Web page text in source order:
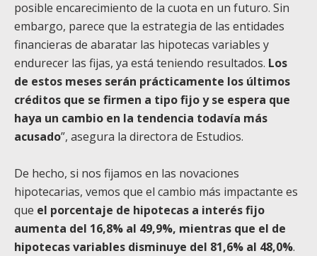
posible encarecimiento de la cuota en un futuro. Sin
embargo, parece que la estrategia de las entidades
financieras de abaratar las hipotecas variables y
endurecer las fijas, ya está teniendo resultados. Los
de estos meses serán prácticamente los últimos
créditos que se firmen a tipo fijo y se espera que
haya un cambio en la tendencia todavía más
acusado”, asegura la directora de Estudios.
De hecho, si nos fijamos en las novaciones
hipotecarias, vemos que el cambio más impactante es
que el porcentaje de hipotecas a interés fijo
aumenta del 16,8% al 49,9%, mientras que el de
hipotecas variables disminuye del 81,6% al 48,0%.